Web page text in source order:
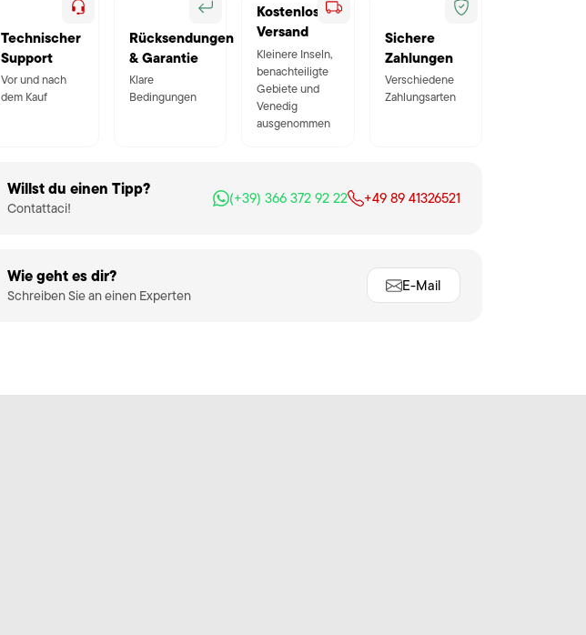
Technischer
Support
Vor und nach
dem Kauf
Rücksendungen
& Garantie
Klare
Bedingungen
Kostenloser
Versand
Kleinere Inseln,
benachteiligte
Gebiete und
Venedig
ausgenommen
Sichere
Zahlungen
Verschiedene
Zahlungsarten
Willst du einen Tipp?
Contattaci!
(+39) 366 372 92 22 +49 89 41326521
Wie geht es dir?
Schreiben Sie an einen Experten
E-Mail